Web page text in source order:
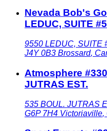
Nevada Bob's
LEDUC, SUITE #5
9550 LEDUC, SUITE
J4Y 0B3 Brossard,
Atmosphere
JUTRAS EST.
535 BOUL. JUTRAS
G6P 7H4 Victoriaville,